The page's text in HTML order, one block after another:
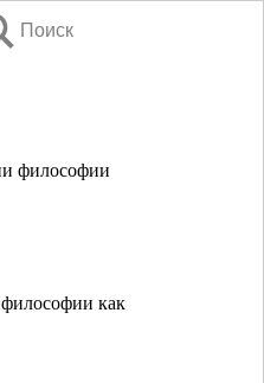
Поиск
философии
как